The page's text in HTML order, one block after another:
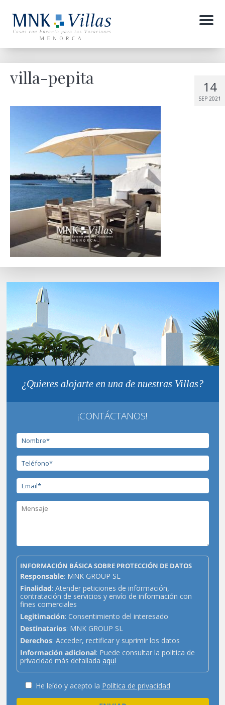
Menu
14
SEP 2021
villa-pepita
¿Quieres alojarte en una de nuestras Villas?
¡CONTÁCTANOS!
INFORMACIÓN BÁSICA SOBRE PROTECCIÓN DE DATOS
Responsable: MNK GROUP SL
Finalidad: Atender peticiones de información,
contratación de servicios y envío de información con
fines comerciales
Legitimación: Consentimiento del interesado
Destinatarios: MNK GROUP SL
Derechos: Acceder, rectificar y suprimir los datos
Información adicional: Puede consultar la política de
privacidad más detallada aquí
He leído y acepto la Política de privacidad